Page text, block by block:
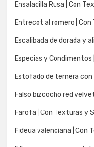
Ensaladilla Rusa | Con
Entrecot al romero | Con
Escalibada de dorada y
Especias y
Estofado de ternera con
Falso bizcocho red
Farofa | Con Texturas y
Fideua valenciana | Con